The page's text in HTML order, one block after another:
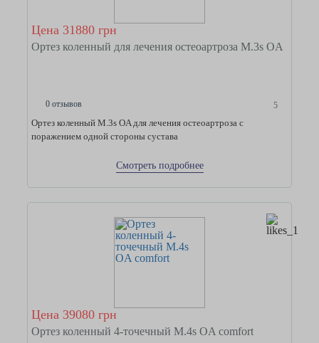
Цена 31880 грн
Ортез коленный для лечения остеоартроза M.3s OA
0 отзывов 5
Ортез коленный M.3s OA для лечения остеоартроза с
поражением одной стороны сустава
Смотреть подробнее
Цена 39080 грн
Ортез коленный 4-точечный M.4s OA comfort